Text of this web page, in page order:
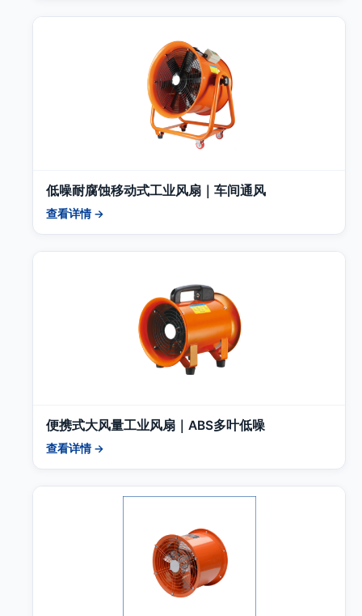
低噪耐腐蚀移动式工业风扇｜车间通风
查看详情 →
便携式大风量工业风扇｜ABS多叶低噪
查看详情 →